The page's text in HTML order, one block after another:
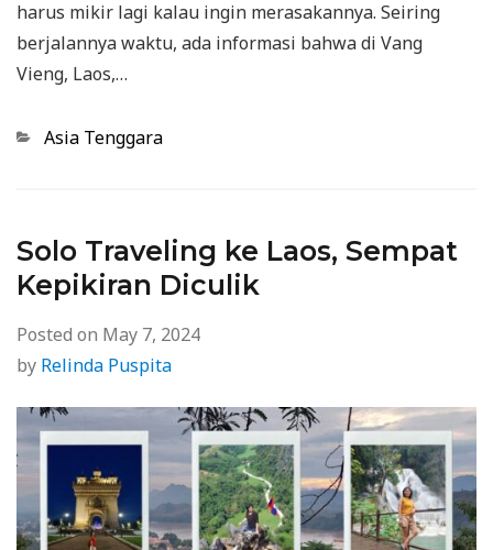
harus mikir lagi kalau ingin merasakannya. Seiring
berjalannya waktu, ada informasi bahwa di Vang
Vieng, Laos,…
Categories
Asia Tenggara
Solo Traveling ke Laos, Sempat
Kepikiran Diculik
Posted on May 7, 2024
by Relinda Puspita